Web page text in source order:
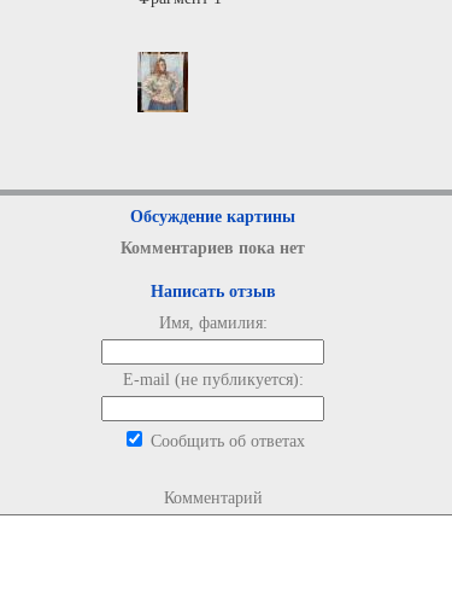
Обсуждение картины
Комментариев пока нет
Написать отзыв
Имя, фамилия:
E-mail (не публикуется):
Сообщить об ответах
Комментарий